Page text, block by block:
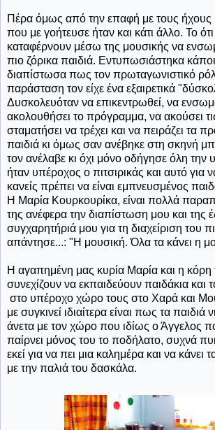
Πέρα όμως από την επαφή με τους ήχους
που με γοήτευσε ήταν και κάτι άλλο. Το
καταφέρνουν μέσω της μουσικής να
πιο ζόρικα παιδιά. Εντυπωσιάστηκα
διαπίστωσα πως τον πρωταγωνιστικό
παράσταση τον είχε ένα εξαιρετικά
Δυσκολευόταν να επικεντρωθεί, να
ακολουθήσει το πρόγραμμα, να ακούσει
σταματήσει να τρέχει και να πειράζει τα
παιδιά κι όμως σαν ανέβηκε στη σκηνή
τον ανέλαβε κι όχι μόνο οδήγησε όλη την
ήταν υπέροχος ο πιτσιρικάς και αυτό για
κανείς πρέπει να είναι εμπνευσμένος
Η Μαρία Κουρκουρίκα, είναι πολλά
της ανέφερα την διαπίστωση μου και της
συγχαρητήριά μου για τη διαχείριση του
απάντησε...: "Η μουσική. Όλα τα κάνει η
Η αγαπημένη μας κυρία Μαρία και η κόρη
συνεχίζουν να εκπαιδεύουν παιδάκια και
στο υπέροχο χώρο τους στο Χαρά και
με συγκινεί ιδιαίτερα είναι πως τα
άνετα με τον χώρο που ιδίως ο Άγγελος
παίρνει μόνος του το ποδήλατο, συχνά
εκεί για να πει μια καλημέρα και να κάνει
με την παλιά του δασκάλα.